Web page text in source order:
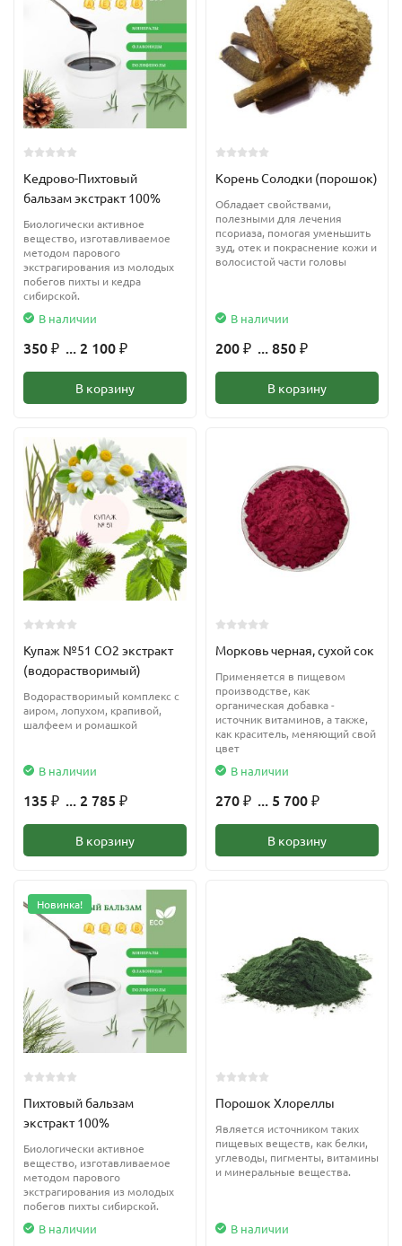
Кедрово-Пихтовый
бальзам экстракт 100%
Биологически активное
вещество, изготавливаемое
методом парового
экстрагирования из молодых
побегов пихты и кедра
сибирской.
В наличии
350 ₽ ... 2 100 ₽
В корзину
Корень Солодки (порошок)
Обладает свойствами,
полезными для лечения
псориаза, помогая уменьшить
зуд, отек и покраснение кожи и
волосистой части головы
В наличии
200 ₽ ... 850 ₽
В корзину
Купаж №51 CO2 экстракт
(водорастворимый)
Водорастворимый комплекс с
аиром, лопухом, крапивой,
шалфеем и ромашкой
В наличии
135 ₽ ... 2 785 ₽
В корзину
Морковь черная, сухой сок
Применяется в пищевом
производстве, как
органическая добавка -
источник витаминов, а также,
как краситель, меняющий свой
цвет
В наличии
270 ₽ ... 5 700 ₽
В корзину
Новинка!
Пихтовый бальзам
экстракт 100%
Биологически активное
вещество, изготавливаемое
методом парового
экстрагирования из молодых
побегов пихты сибирской.
В наличии
Порошок Хлореллы
Является источником таких
пищевых веществ, как белки,
углеводы, пигменты, витамины
и минеральные вещества.
В наличии